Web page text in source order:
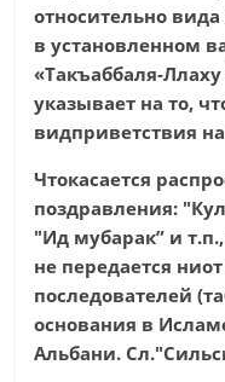
относительно
в установленном
«Такъаббаля-
указывает на то,
видприветствия
Чтокасается
поздравления:
"Ид мубарак” и
не передается
последователей
основания в
Альбани.